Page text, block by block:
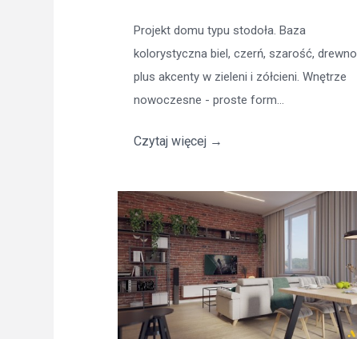
Projekt domu typu stodoła. Baza
kolorystyczna biel, czerń, szarość, drewno
plus akcenty w zieleni i zółcieni. Wnętrze
nowoczesne - proste form...
Czytaj więcej →